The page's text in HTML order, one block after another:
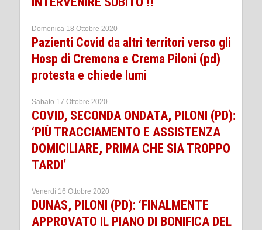
Domenica 18 Ottobre 2020
Pazienti Covid da altri territori verso gli
Hosp di Cremona e Crema Piloni (pd)
protesta e chiede lumi
Sabato 17 Ottobre 2020
COVID, SECONDA ONDATA, PILONI (PD):
‘PIÙ TRACCIAMENTO E ASSISTENZA
DOMICILIARE, PRIMA CHE SIA TROPPO
TARDI’
Venerdì 16 Ottobre 2020
DUNAS, PILONI (PD): ‘FINALMENTE
APPROVATO IL PIANO DI BONIFICA DEL